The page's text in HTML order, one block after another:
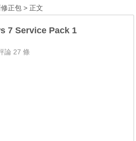
正包 > 正文
7 Service Pack 1
論 27 條